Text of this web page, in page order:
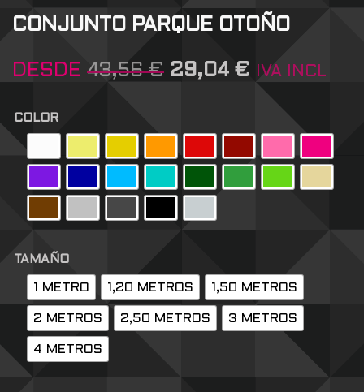
CONJUNTO PARQUE OTOÑO
DESDE 43,56€ 29,04 € IVA INCL
COLOR
TAMAÑO
1 METRO 1,20 METROS 1,50 METROS
2 METROS 2,50 METROS 3 METROS
4 METROS